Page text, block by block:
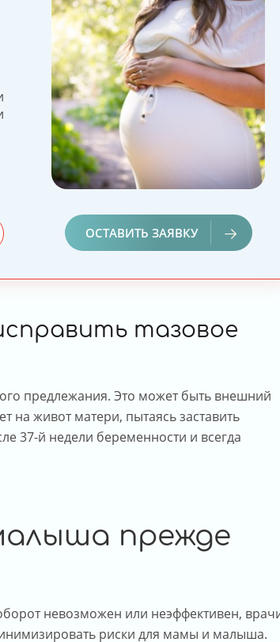
ОСТАВИТЬ ЗАЯВКУ
тазовое
предлежания. Это может быть внешний
на живот матери, пытаясь заставить
37-й недели беременности и всегда
прежде
невозможен или неэффективен,
риски для мамы и малыша.